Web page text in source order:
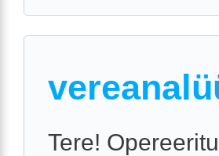
Tere!